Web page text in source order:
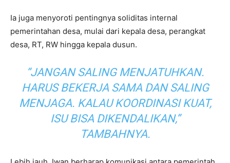
Ia juga menyoroti pentingnya soliditas internal
pemerintahan desa, mulai dari kepala desa, perangkat
desa, RT, RW hingga kepala dusun.
“JANGAN SALING MENJATUHKAN.
HARUS BEKERJA SAMA DAN SALING
MENJAGA. KALAU KOORDINASI KUAT,
ISU BISA DIKENDALIKAN,”
TAMBAHNYA.